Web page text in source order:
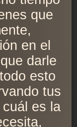
que
en el
darle
esto
tus
es la